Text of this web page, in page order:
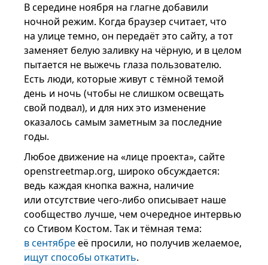
В середине ноября на глагне добавили
ночной режим. Когда браузер считает, что
на улице темно, он передаёт это сайту, а тот
заменяет белую заливку на чёрную, и в целом
пытается не выжечь глаза пользователю.
Есть люди, которые живут с тёмной темой
день и ночь (чтобы не слишком освещать
свой подвал), и для них это изменение
оказалось самым заметным за последние
годы.
Любое движение на «лице проекта», сайте
openstreetmap.org, широко обсуждается:
ведь каждая кнопка важна, наличие
или отсутствие чего-либо описывает наше
сообщество лучше, чем очередное интервью
со Стивом Костом. Так и тёмная тема:
в сентябрееё просили, но получив желаемое,
ищут способы откатить.